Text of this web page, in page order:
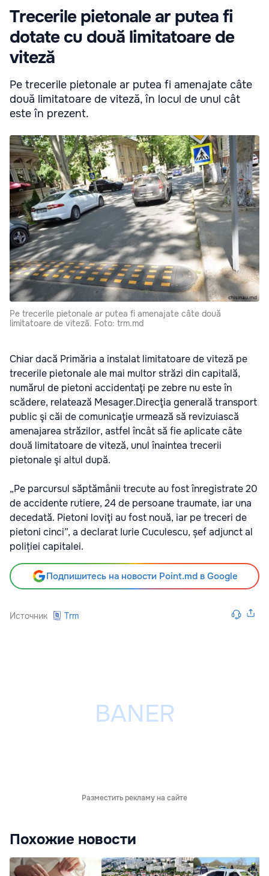
Trecerile pietonale ar putea fi
dotate cu două limitatoare de
viteză
Pe trecerile pietonale ar putea fi amenajate câte
două limitatoare de viteză, în locul de unul cât
este în prezent.
Pe trecerile pietonale ar putea fi amenajate câte două
limitatoare de viteză. Foto: trm.md
Chiar dacă Primăria a instalat limitatoare de viteză pe
trecerile pietonale ale mai multor străzi din capitală,
numărul de pietoni accidentaţi pe zebre nu este în
scădere, relatează Mesager.Direcţia generală transport
public şi căi de comunicaţie urmează să revizuiască
amenajarea străzilor, astfel încât să fie aplicate câte
două limitatoare de viteză, unul înaintea trecerii
pietonale şi altul după.
„Pe parcursul săptămânii trecute au fost înregistrate 20
de accidente rutiere, 24 de persoane traumate, iar una
decedată. Pietoni loviţi au fost nouă, iar pe treceri de
pietoni cinci”, a declarat Iurie Cuculescu, șef adjunct al
poliției capitalei.
Подпишитесь на новости Point.md в Google
Источник Trm
Разместить рекламу на сайте
Похожие новости